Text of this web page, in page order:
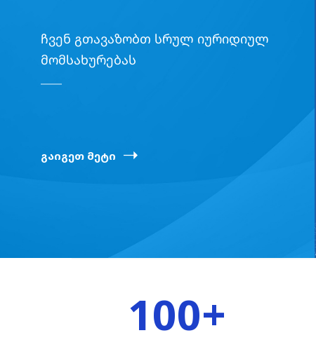
ჩვენ გთავაზობთ სრულ იურიდიულ
მომსახურებას
გაიგეთ მეტი
100+